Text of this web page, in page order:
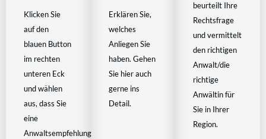
Klicken Sie
auf den
blauen Button
im rechten
unteren Eck
und wählen
aus, dass Sie
eine
Anwaltsempfehlung
Erklären Sie,
welches
Anliegen Sie
haben. Gehen
Sie hier auch
gerne ins
Detail.
beurteilt Ihre
Rechtsfrage
und vermittelt
den richtigen
Anwalt/die
richtige
Anwältin für
Sie in Ihrer
Region.